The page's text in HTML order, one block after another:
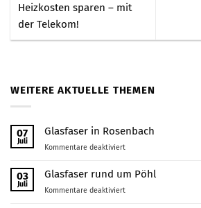
Heizkosten sparen – mit
der Telekom!
WEITERE AKTUELLE THEMEN
07
Juli
Glasfaser in Rosenbach
Kommentare deaktiviertfür
in
03
Juli
Glasfaser rund um Pöhl
Kommentare deaktiviertfür